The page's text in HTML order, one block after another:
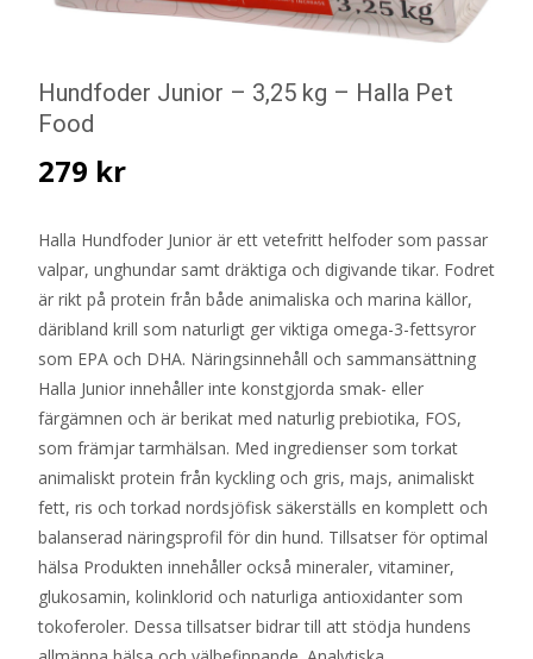
Hundfoder Junior – 3,25 kg – Halla Pet
Food
279 kr
Halla Hundfoder Junior är ett vetefritt helfoder som passar
valpar, unghundar samt dräktiga och digivande tikar. Fodret
är rikt på protein från både animaliska och marina källor,
däribland krill som naturligt ger viktiga omega-3-fettsyror
som EPA och DHA. Näringsinnehåll och sammansättning
Halla Junior innehåller inte konstgjorda smak- eller
färgämnen och är berikat med naturlig prebiotika, FOS,
som främjar tarmhälsan. Med ingredienser som torkat
animaliskt protein från kyckling och gris, majs, animaliskt
fett, ris och torkad nordsjöfisk säkerställs en komplett och
balanserad näringsprofil för din hund. Tillsatser för optimal
hälsa Produkten innehåller också mineraler, vitaminer,
glukosamin, kolinklorid och naturliga antioxidanter som
tokoferoler. Dessa tillsatser bidrar till att stödja hundens